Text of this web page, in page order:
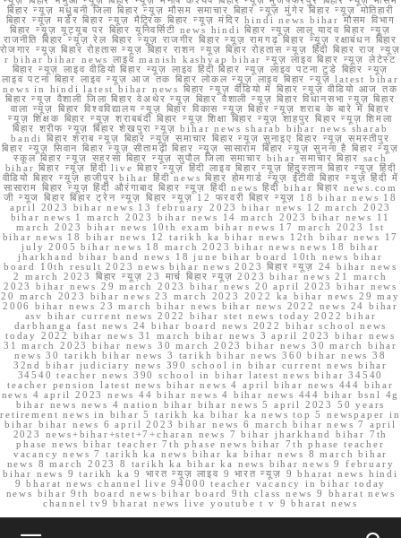
बिहार न्यूज़ मधुबनी जिला बिहार न्यूज़ मौसम समाचार बिहार न्यूज़ मुंगेर बिहार न्यूज़ मोतिहारी
बिहार न्यूज़ मर्डर बिहार न्यूज़ मैट्रिक बिहार न्यूज़ मंदिर hindi news bihar मौसम विभाग
बिहार न्यूज़ यूट्यूब पर बिहार यूनिवर्सिटी news hindi बिहार न्यूज़ लालू यादव बिहार न्यूज़
राजनीति बिहार न्यूज़ रेल बिहार न्यूज़ राजगीर बिहार न्यूज़ रामगढ़ बिहार न्यूज़ रक्षाबंधन बिहार
रोजगार न्यूज़ बिहार रोहतास न्यूज़ बिहार राशन न्यूज़ बिहार रोहतास न्यूज़ हिंदी बिहार राज न्यूज़
r bihar bihar news लाइव manish kashyap bihar न्यूज़ लाइव बिहार न्यूज़ लेटेस्ट
बिहार न्यूज़ लाइव वीडियो बिहार न्यूज़ लाइव हिंदी बिहार न्यूज़ लाइव पटना टुडे बिहार न्यूज़
लाइव पटना बिहार लाइव न्यूज़ आज तक बिहार लोकल न्यूज़ लाइव बिहार न्यूज़ latest bihar
news in hindi latest bihar news बिहार न्यूज़ वीडियो में बिहार न्यूज़ वीडियो आज तक
बिहार न्यूज़ वैशाली जिला बिहार वेअथेर न्यूज़ बिहार वैशाली न्यूज़ बिहार विधानसभा न्यूज़ बिहार
वाला न्यूज़ बिहार विश्वविद्यालय न्यूज़ बिहार विकास न्यूज़ बिहार न्यूज़ शराब के बारे में बिहार
न्यूज़ शिक्षक बिहार न्यूज़ शराबबंदी बिहार न्यूज़ शिक्षा बिहार न्यूज़ शाहपुर बिहार न्यूज़ शिमला
बिहार शरीफ न्यूज़ बिहार शेखपुरा न्यूज़ bihar news sharab bihar news sharab
bandi बिहार शराब न्यूज़ बिहार न्यूज़ समाचार बिहार न्यूज़ सुनाइए बिहार न्यूज़ समस्तीपुर
बिहार न्यूज़ सिवान बिहार न्यूज़ सीतामढ़ी बिहार न्यूज़ सासाराम बिहार न्यूज़ सुनना है बिहार न्यूज़
स्कूल बिहार न्यूज़ सहरसा बिहार न्यूज़ सुपौल जिला समाचार bihar समाचार बिहार sach
bihar बिहार न्यूज़ हिंदी live बिहार न्यूज़ हिंदी लाइव बिहार न्यूज़ हिंदुस्तान बिहार न्यूज़ हिंदी
वीडियो बिहार न्यूज़ हाजीपुर bihar हिंदी news बिहार होमगार्ड न्यूज़ ईटीवी बिहार न्यूज़ हिंदी में
सासाराम बिहार न्यूज़ हिंदी औरंगाबाद बिहार न्यूज़ हिंदी news हिंदी bihar बिहार news.com
जी न्यूज बिहार बिहार ट्रेन न्यूज़ बिहार न्यूज़ 12 फरवरी बिहार न्यूज़ 18 bihar news 18
april 2023 bihar news 13 february 2023 bihar news 12 march 2023
bihar news 1 march 2023 bihar news 14 march 2023 bihar news 11
march 2023 bihar news 10th exam bihar news 17 march 2023 1st
bihar news 18 bihar news 12 tarikh ka bihar news 12th bihar news 17
july 2005 bihar news 18 march 2023 bihar news news 18 bihar
jharkhand bihar band news 18 june bihar board 10th news bihar
board 10th result 2023 news bihar news 2023 बिहार न्यूज़ 24 bihar news
2 march 2023 बिहार न्यूज़ 23 मार्च बिहार न्यूज़ 2023 bihar news 21 march
2023 bihar news 29 march 2023 bihar news 20 april 2023 bihar news
20 march 2023 bihar news 23 march 2023 2022 ka bihar news 29 may
2006 bihar news 23 march bihar news bihar news 2022 news 24 bihar
asv bihar current news 2022 bihar stet news today 2022 bihar
darbhanga fast news 24 bihar board news 2022 bihar school news
today 2022 bihar news 31 march bihar news 3 april 2023 bihar news
31 march 2023 bihar news 30 march 2023 bihar news 30 march bihar
news 30 tarikh bihar news 3 tarikh bihar news 360 bihar news 38
32nd bihar judiciary news 390 school in bihar current news bihar
34540 teacher news 390 school in bihar latest news bihar 34540
teacher pension latest news bihar news 4 april bihar news 444 bihar
news 4 april 2023 news 44 bihar news 4 bihar news 444 bihar bsnl 4g
bihar news news 4 nation bihar bihar news 5 april 2023 50 years
retirement news in bihar 5 tarikh ka bihar ka news top 5 newspaper in
bihar bihar news 6 april 2023 bihar news 6 march bihar news 7 april
2023 news+bihar+stet+7+charan news 7 bihar jharkhand bihar 7th
phase news bihar teacher 7th phase news bihar 7th phase teacher
vacancy news 7 tarikh ka news bihar ka bihar news 8 march bihar
news 8 march 2023 8 tarikh ka bihar ka news bihar news 9 february
bihar news 9 tarikh ka 9 भारत न्यूज़ लाइव 9 भारत न्यूज़ 9 bharat news hindi
9 bharat news channel live 94000 teacher vacancy in bihar today
news bihar 9th board news bihar board 9th class news 9 bharat news
channel tv9 bharat news live youtube t v 9 bharat news